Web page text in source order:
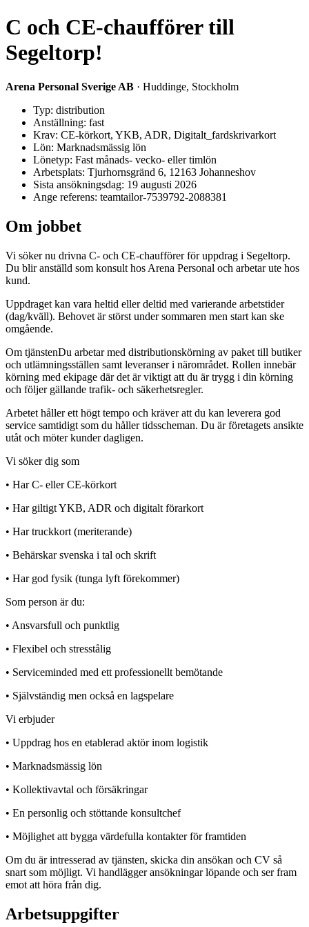
C och CE-chaufförer till
Segeltorp!
Arena Personal Sverige AB · Huddinge, Stockholm
Typ: distribution
Anställning: fast
Krav: CE-körkort, YKB, ADR, Digitalt_fardskrivarkort
Lön: Marknadsmässig lön
Lönetyp: Fast månads- vecko- eller timlön
Arbetsplats: Tjurhornsgränd 6, 12163 Johanneshov
Sista ansökningsdag: 19 augusti 2026
Ange referens: teamtailor-7539792-2088381
Om jobbet
Vi söker nu drivna C- och CE-chaufförer för uppdrag i Segeltorp.
Du blir anställd som konsult hos Arena Personal och arbetar ute hos
kund.
Uppdraget kan vara heltid eller deltid med varierande arbetstider
(dag/kväll). Behovet är störst under sommaren men start kan ske
omgående.
Om tjänstenDu arbetar med distributionskörning av paket till butiker
och utlämningsställen samt leveranser i närområdet. Rollen innebär
körning med ekipage där det är viktigt att du är trygg i din körning
och följer gällande trafik- och säkerhetsregler.
Arbetet håller ett högt tempo och kräver att du kan leverera god
service samtidigt som du håller tidsscheman. Du är företagets ansikte
utåt och möter kunder dagligen.
Vi söker dig som
• Har C- eller CE-körkort
• Har giltigt YKB, ADR och digitalt förarkort
• Har truckkort (meriterande)
• Behärskar svenska i tal och skrift
• Har god fysik (tunga lyft förekommer)
Som person är du:
• Ansvarsfull och punktlig
• Flexibel och stresstålig
• Serviceminded med ett professionellt bemötande
• Självständig men också en lagspelare
Vi erbjuder
• Uppdrag hos en etablerad aktör inom logistik
• Marknadsmässig lön
• Kollektivavtal och försäkringar
• En personlig och stöttande konsultchef
• Möjlighet att bygga värdefulla kontakter för framtiden
Om du är intresserad av tjänsten, skicka din ansökan och CV så
snart som möjligt. Vi handlägger ansökningar löpande och ser fram
emot att höra från dig.
Arbetsuppgifter